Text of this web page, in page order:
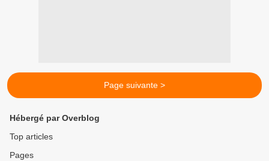
Page suivante >
Hébergé par Overblog
Top articles
Pages